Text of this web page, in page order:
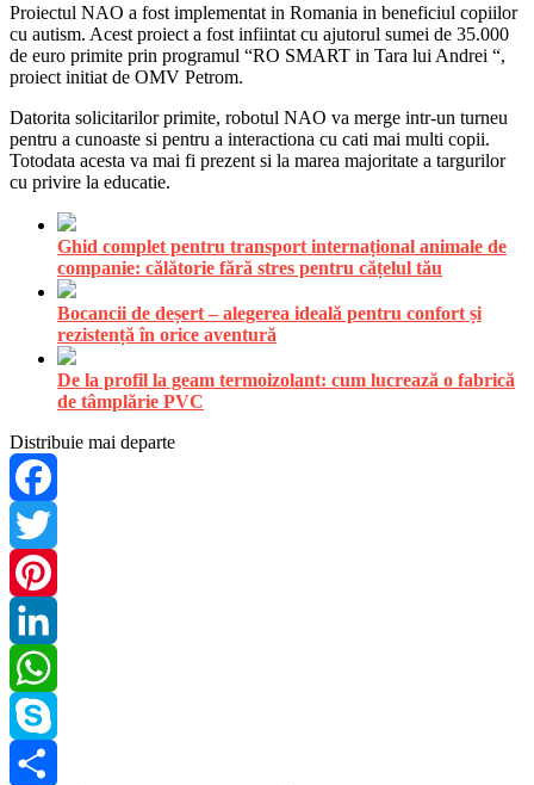
Proiectul NAO a fost implementat in Romania in beneficiul copiilor
cu autism. Acest proiect a fost infiintat cu ajutorul sumei de 35.000
de euro primite prin programul “RO SMART in Tara lui Andrei “,
proiect initiat de OMV Petrom.
Datorita solicitarilor primite, robotul NAO va merge intr-un turneu
pentru a cunoaste si pentru a interactiona cu cati mai multi copii.
Totodata acesta va mai fi prezent si la marea majoritate a targurilor
cu privire la educatie.
Ghid complet pentru transport internațional animale de
companie: călătorie fără stres pentru cățelul tău
Bocancii de deșert – alegerea ideală pentru confort și
rezistență în orice aventură
De la profil la geam termoizolant: cum lucrează o fabrică
de tâmplărie PVC
Distribuie mai departe
Facebook
Twitter
Pinterest
LinkedIn
WhatsApp
Skype